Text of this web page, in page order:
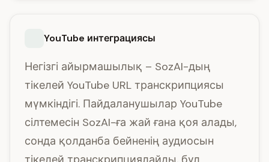
YouTube интеграциясы
Негізгі айырмашылық – SozAI-дың
тікелей YouTube URL транскрипциясы
мүмкіндігі. Пайдаланушылар YouTube
сілтемесін SozAI-ға жай ғана қоя алады,
сонда қолданба бейненің аудиосын